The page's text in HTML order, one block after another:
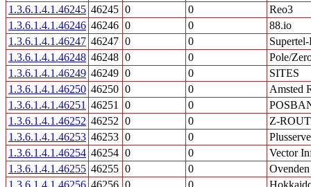
1.3.6.1.4.1.46245 46245 0 0
Reo3
1.3.6.1.4.1.46246 46246 0 0
88.io
1.3.6.1.4.1.46247 46247 0 0
1.3.6.1.4.1.46248 46248 0 0
Pole/
1.3.6.1.4.1.46249 46249 0 0
SITES
1.3.6.1.4.1.46250 46250 0 0
Amsted
1.3.6.1.4.1.46251 46251 0 0
1.3.6.1.4.1.46252 46252 0 0
Z-
1.3.6.1.4.1.46253 46253 0 0
1.3.6.1.4.1.46254 46254 0 0
Vector
1.3.6.1.4.1.46255 46255 0 0
1.3.6.1.4.1.46256 46256 0 0